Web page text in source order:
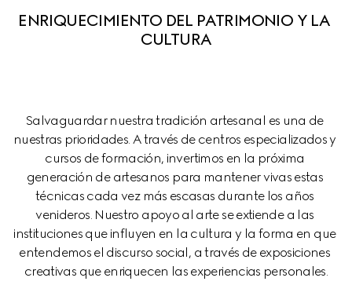
ENRIQUECIMIENTO DEL PATRIMONIO Y LA
CULTURA
Salvaguardar nuestra tradición artesanal es una de
nuestras prioridades. A través de centros especializados y
cursos de formación, invertimos en la próxima
generación de artesanos para mantener vivas estas
técnicas cada vez más escasas durante los años
venideros. Nuestro apoyo al arte se extiende a las
instituciones que influyen en la cultura y la forma en que
entendemos el discurso social, a través de exposiciones
creativas que enriquecen las experiencias personales.